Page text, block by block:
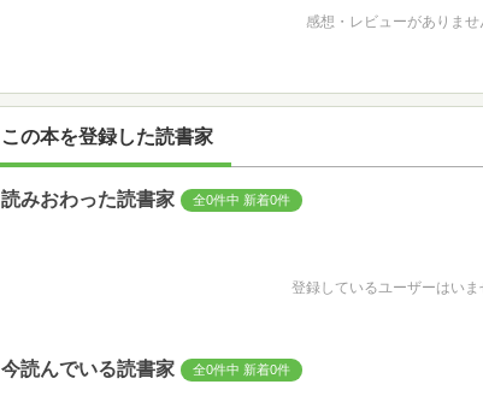
感想・レビューがありませ
この本を登録した読書家
読みおわった読書家 全0件中 新着0件
登録しているユーザーはいま
今読んでいる読書家 全0件中 新着0件